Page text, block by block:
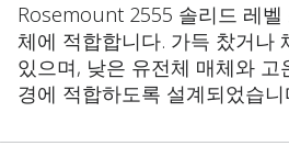
Rosemount 2555 솔리드 레
체에 적합합니다. 가득 찼거나
있으며, 낮은 유전체 매체와
경에 적합하도록 설계되었습니